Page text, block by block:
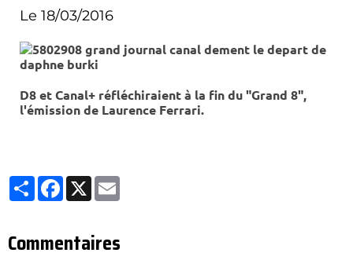
Le 18/03/2016
D8 et Canal+ réfléchiraient à la fin du "Grand 8",
l'émission de Laurence Ferrari.
Partager
Facebook
X
Commentaires